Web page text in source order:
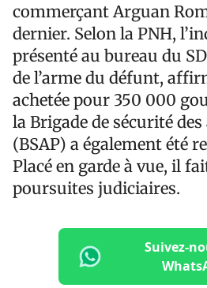
commerçant Arguan
dernier. Selon la PNH,
présenté au bureau du
de l’arme du défunt,
achetée pour 350 000
la Brigade de sécurité
(BSAP) a également été
Placé en garde à vue, il
poursuites judiciaires.
Suivez-